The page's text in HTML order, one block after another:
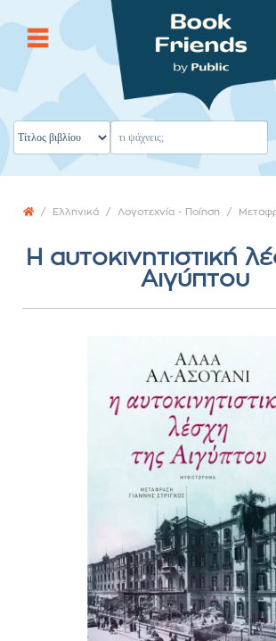
Ελληνικά Λογοτεχνία - Ποίηση
Η αυτοκινητιστική
Αιγύπτου